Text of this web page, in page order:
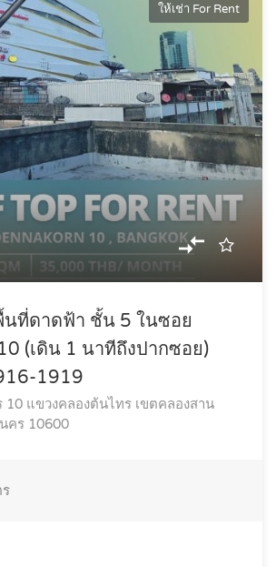
ให้เช่า For Rent
นที่ดาดฟ้า ชั้น 5 ในซอย
(เดิน 1 นาทีถึงปากซอย)
1919
10 แขวงคลองต้นไทร เขตคลองสาน
คร 10600
ร